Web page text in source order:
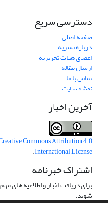
دسترسی سریع
صفحه اصلی
درباره نشریه
اعضای هیات تحریریه
ارسال مقاله
تماس با ما
نقشه سایت
آخرین اخبار
Commons Attribution 4.0
International License
.
اشتراک خبرنامه
برای دریافت اخبار و اطلاعیه های
شوید.